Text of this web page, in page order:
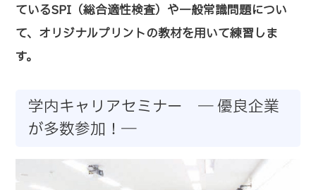
ているSPI（総合適性検査）や一般常識問題につい
て、オリジナルプリントの教材を用いて練習しま
す。
学内キャリアセミナー ― 優良企業
が多数参加！―